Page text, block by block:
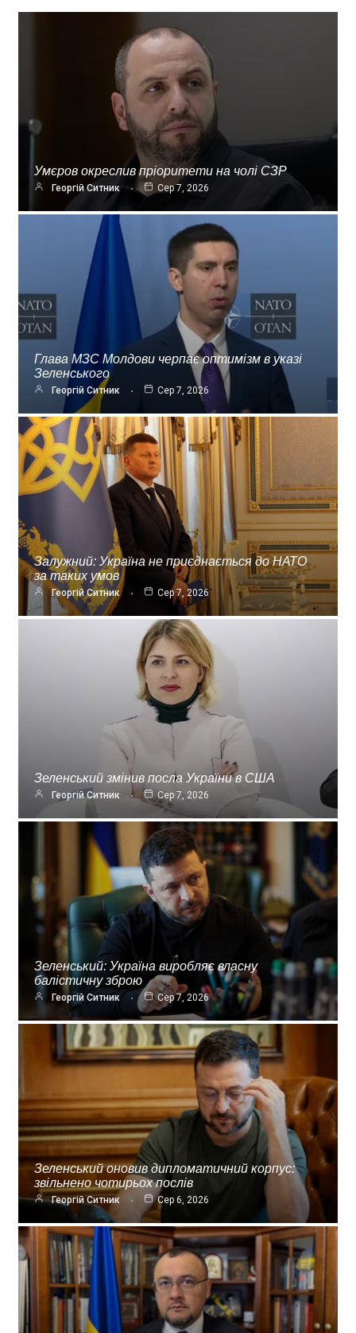
Умєров окреслив пріоритети на чолі СЗР
Георгій Ситник Сер 7, 2026
Глава МЗС Молдови черпає оптимізм в указі
Зеленського
Георгій Ситник Сер 7, 2026
Залужний: Україна не приєднається до НАТО
за таких умов
Георгій Ситник Сер 7, 2026
Зеленський змінив посла України в США
Георгій Ситник Сер 7, 2026
Зеленський: Україна виробляє власну
балістичну зброю
Георгій Ситник Сер 7, 2026
Зеленський оновив дипломатичний корпус:
звільнено чотирьох послів
Георгій Ситник Сер 6, 2026